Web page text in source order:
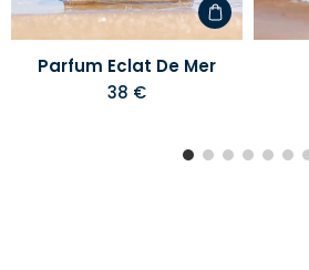
Parfum Eclat De Mer
38 €